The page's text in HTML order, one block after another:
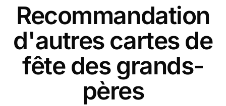
Recommandation
d'autres cartes de
fête des grands-
pères